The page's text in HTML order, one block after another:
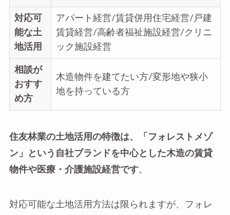
対応可
能な土
地活用
アパート経営/賃貸併用住宅経営/戸建
賃貸経営/高齢者福祉施設経営/クリニ
ック施設経営
相談が
おすす
め方
木造物件を建てたい方/変形地や狭小
地を持っている方
住友林業の土地活用の特徴は、「フォレストメゾ
ン」という自社ブランドを中心とした木造の賃貸
物件や医療・介護施設経営です。
対応可能な土地活用方法は限られますが、フォレ